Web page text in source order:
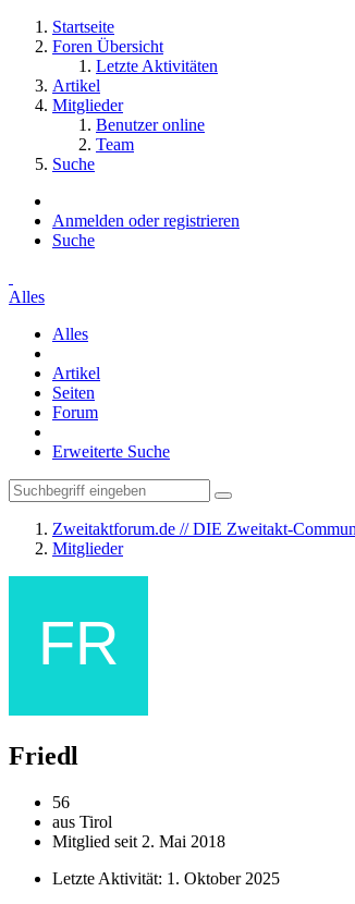
Startseite
Foren Übersicht
Letzte Aktivitäten
Artikel
Mitglieder
Benutzer online
Team
Suche
Anmelden oder registrieren
Suche
Alles
Alles
Artikel
Seiten
Forum
Erweiterte Suche
Zweitaktforum.de // DIE Zweitakt-
Mitglieder
Friedl
56
aus Tirol
Mitglied seit 2. Mai 2018
Letzte Aktivität: 1. Oktober 2025